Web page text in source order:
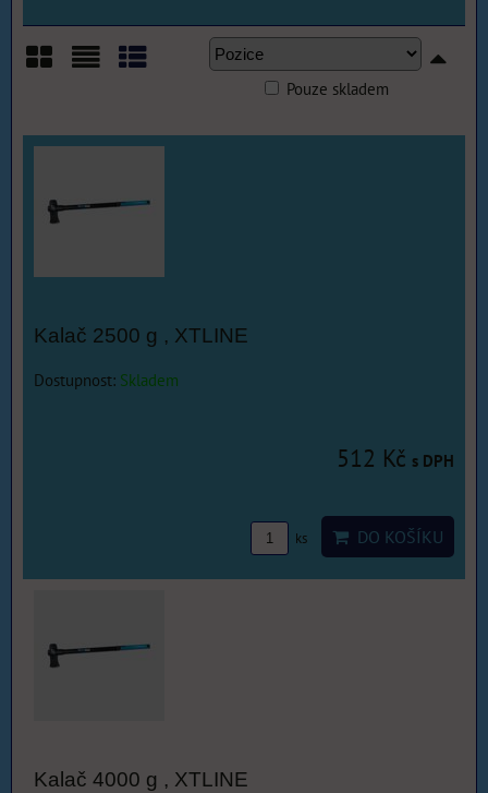
Pouze skladem
Kalač 2500 g , XTLINE
Dostupnost: Skladem
512 Kč s DPH
ks DO KOŠÍKU
Kalač 4000 g , XTLINE